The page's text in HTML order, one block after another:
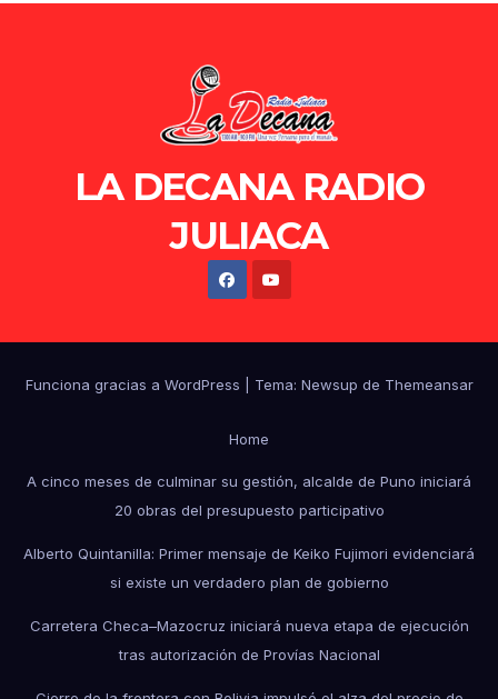
LA DECANA RADIO
JULIACA
Funciona gracias a WordPress Tema: Newsup de Themeansar
Home
A cinco meses de culminar su gestión, alcalde de Puno iniciará
20 obras del presupuesto participativo
Alberto Quintanilla: Primer mensaje de Keiko Fujimori evidenciará
si existe un verdadero plan de gobierno
Carretera Checa–Mazocruz iniciará nueva etapa de ejecución
tras autorización de Provías Nacional